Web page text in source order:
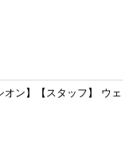
オン 】【 スタッフ 】 ウェ